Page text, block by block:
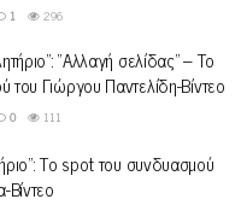
1 296
“Αλλαγή σελίδας” – Το
Γιώργου Παντελίδη-Βίντεο
0 111
Το spot του συνδυασμού
Βίντεο